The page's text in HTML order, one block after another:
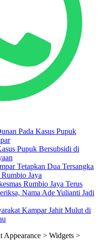
Pada Kasus Pupuk
Pupuk Bersubsidi di
Tetapkan Dua Tersangka
Jaya
Rumbio Jaya Terus
Nama Ade Yulianti Jadi
Kampar Jahit Mulut di
Appearance > Widgets >